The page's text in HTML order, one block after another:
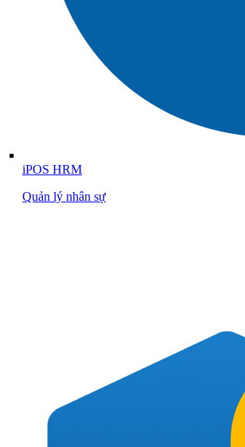
iPOS HRM
Quản lý nhân sự